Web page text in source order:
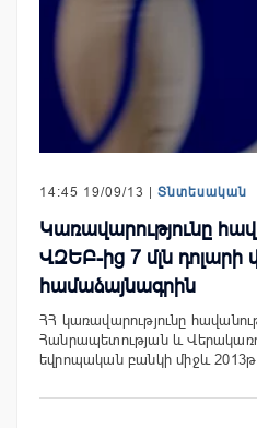
14:45 19/09/13 | Տնտեսական
Կառավարությունը
ՎԶԵԲ-ից 7 մլն դոլարի
համաձայնագրին
ՀՀ կառավարությունը
Հանրապետության և
եվրոպական բանկի միջև